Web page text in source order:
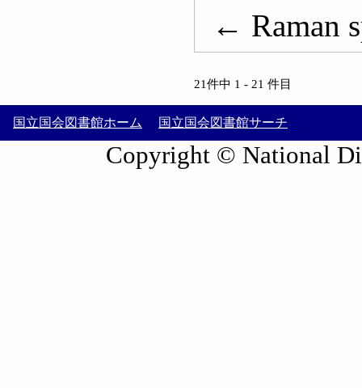
← Raman
21件中 1 - 21 件目
国立国会図書館ホーム 国立国会図書館サーチ
Copyright © National